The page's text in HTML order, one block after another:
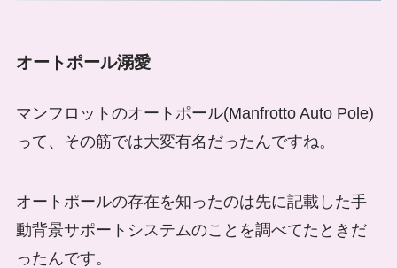
オートポール溺愛
マンフロットのオートポール(Manfrotto Auto Pole)
って、その筋では大変有名だったんですね。
オートポールの存在を知ったのは先に記載した手
動背景サポートシステムのことを調べてたときだ
ったんです。